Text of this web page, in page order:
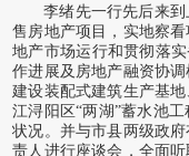
李绪先一行先后来
售房地产项目，实地察
地产市场运行和贯彻落
作进展及房地产融资协
建设装配式建筑生产基
江浔阳区“两湖”蓄水池
状况。并与市县两级政
责人进行座谈会，全面